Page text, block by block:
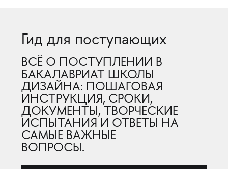
Гид для поступающих
ВСЁ О ПОСТУПЛЕНИИ В
БАКАЛАВРИАТ ШКОЛЫ
ДИЗАЙНА: ПОШАГОВАЯ
ИНСТРУКЦИЯ, СРОКИ,
ДОКУМЕНТЫ, ТВОРЧЕСКИЕ
ИСПЫТАНИЯ И ОТВЕТЫ НА
САМЫЕ ВАЖНЫЕ
ВОПРОСЫ.